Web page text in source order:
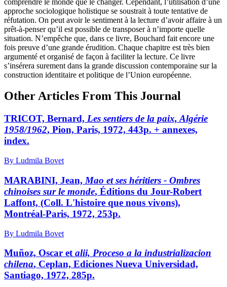
approche sociologique holistique se soustrait à toute tentative de
réfutation. On peut avoir le sentiment à la lecture d’avoir affaire à un
prêt-à-penser qu’il est possible de transposer à n’importe quelle
situation. N’empêche que, dans ce livre, Bouchard fait encore une
fois preuve d’une grande érudition. Chaque chapitre est très bien
argumenté et organisé de façon à faciliter la lecture. Ce livre
s’insérera surement dans la grande discussion contemporaine sur la
construction identitaire et politique de l’Union européenne.
Other Articles From This Journal
TRICOT, Bernard, Les sentiers de la paix, Algérie
1958/1962, Pion, Paris, 1972, 443p. + annexes,
index.
By Ludmila Bovet
MARABINI, Jean, Mao et ses héritiers - Ombres
chinoises sur le monde, Éditions du Jour-Robert
Laffont, (Coll. L'histoire que nous vivons),
Montréal-Paris, 1972, 253p.
By Ludmila Bovet
Muñoz, Oscar etalii, Proceso a la industrializacion
chilena, Ceplan, Ediciones Nueva Universidad,
Santiago, 1972, 285p.